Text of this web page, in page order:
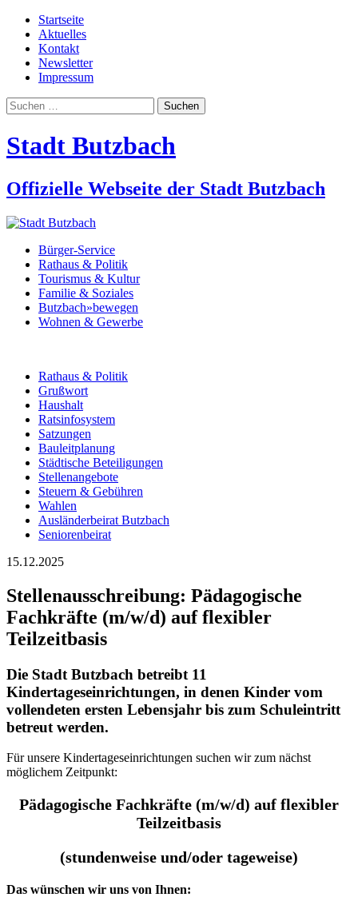
Startseite
Aktuelles
Kontakt
Newsletter
Impressum
Suchen
nach:
Stadt Butzbach
Offizielle Webseite der Stadt Butzbach
Bürger-Service
Rathaus & Politik
Tourismus & Kultur
Familie & Soziales
Butzbach»bewegen
Wohnen & Gewerbe
Rathaus & Politik
Grußwort
Haushalt
Ratsinfosystem
Satzungen
Bauleitplanung
Städtische Beteiligungen
Stellenangebote
Steuern & Gebühren
Wahlen
Ausländerbeirat Butzbach
Seniorenbeirat
15.12.2025
Stellenausschreibung: Pädagogische
Fachkräfte (m/w/d) auf flexibler
Teilzeitbasis
Die Stadt Butzbach betreibt 11
Kindertageseinrichtungen, in denen Kinder vom
vollendeten ersten Lebensjahr bis zum Schuleintritt
betreut werden.
Für unsere Kindertageseinrichtungen suchen wir zum nächst
möglichem Zeitpunkt:
Pädagogische Fachkräfte (m/w/d) auf flexibler
Teilzeitbasis
(stundenweise und/oder tageweise)
Das wünschen wir uns von Ihnen: